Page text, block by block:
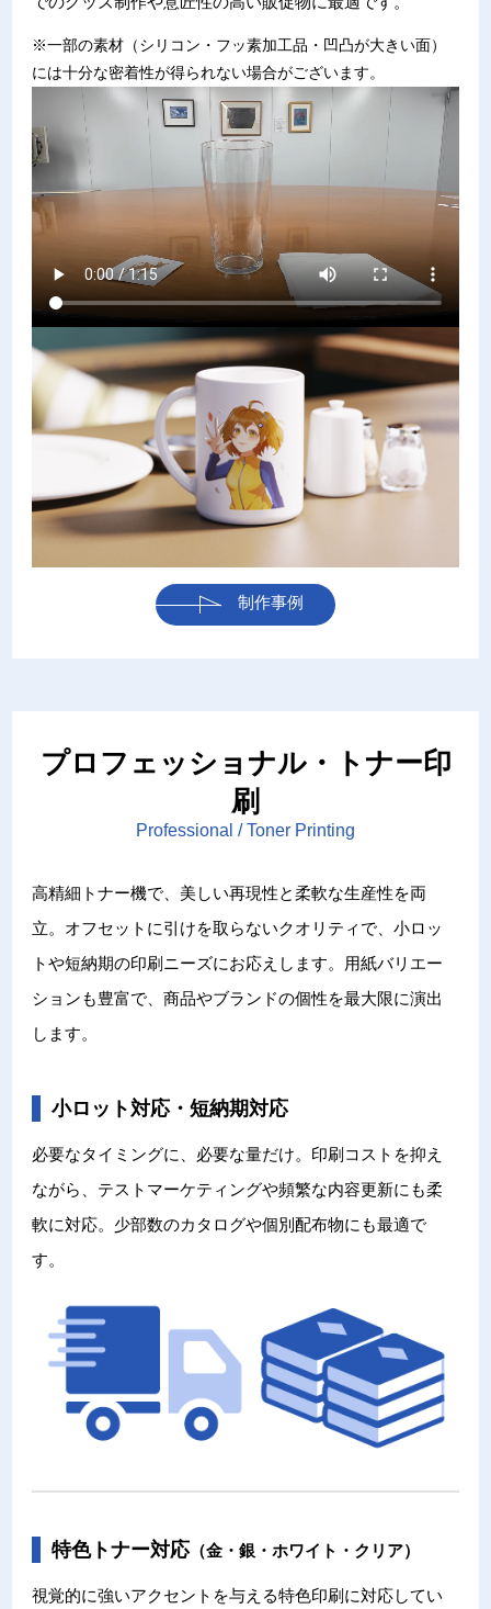
※一部の素材（シリコン・フッ素加工品・凹凸が大きい面）
には十分な密着性が得られない場合がございます。
制作事例
プロフェッショナル・トナー印
刷
Professional / Toner Printing
高精細トナー機で、美しい再現性と柔軟な生産性を両
立。オフセットに引けを取らないクオリティで、小ロッ
トや短納期の印刷ニーズにお応えします。用紙バリエー
ションも豊富で、商品やブランドの個性を最大限に演出
します。
小ロット対応・短納期対応
必要なタイミングに、必要な量だけ。印刷コストを抑え
ながら、テストマーケティングや頻繁な内容更新にも柔
軟に対応。少部数のカタログや個別配布物にも最適で
す。
特色トナー対応（金・銀・ホワイト・クリア）
視覚的に強いアクセントを与える特色印刷に対応してい